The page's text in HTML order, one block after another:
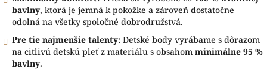
bavlny, ktorá je jemná k pokožke a zároveň dostatočne
odolná na všetky spoločné dobrodružstvá.
Pre tie najmenšie talenty: Detské body vyrábame s dôrazom
na citlivú detskú pleť z materiálu s obsahom minimálne 95 %
bavlny.